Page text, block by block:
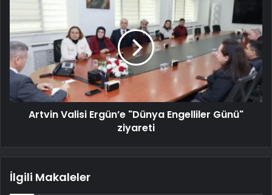
Artvin Valisi Ergün’e "Dünya Engelliler Günü"
ziyareti
İlgili Makaleler